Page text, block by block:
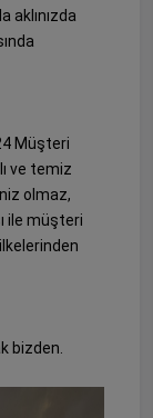
aklınızda
Müşteri
ve temiz
olmaz,
ile müşteri
bizden.